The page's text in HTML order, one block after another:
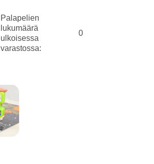
Palapelien
lukumäärä
ulkoisessa
varastossa:
0